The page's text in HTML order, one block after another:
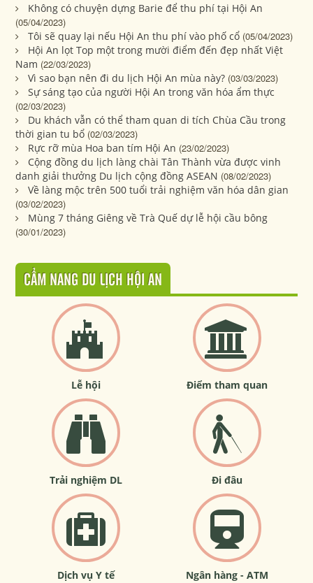
Không có chuyện dựng Barie để thu phí tại Hội An
(05/04/2023)
Tôi sẽ quay lại nếu Hội An thu phí vào phố cổ (05/04/2023)
Hội An lọt Top một trong mười điểm đến đẹp nhất Việt
Nam (22/03/2023)
Vì sao bạn nên đi du lịch Hội An mùa này? (03/03/2023)
Sự sáng tạo của người Hội An trong văn hóa ẩm thực
(02/03/2023)
Du khách vẫn có thể tham quan di tích Chùa Cầu trong
thời gian tu bổ (02/03/2023)
Rực rỡ mùa Hoa ban tím Hội An (23/02/2023)
Cộng đồng du lịch làng chài Tân Thành vừa được vinh
danh giải thưởng Du lịch cộng đồng ASEAN (08/02/2023)
Về làng mộc trên 500 tuổi trải nghiệm văn hóa dân gian
(03/02/2023)
Mùng 7 tháng Giêng về Trà Quế dự lễ hội cầu bông
(30/01/2023)
CẨM NANG DU LỊCH HỘI AN
Lễ hội Điểm tham quan
Trải nghiệm DL Đi đâu
Dịch vụ Y tế Ngân hàng - ATM